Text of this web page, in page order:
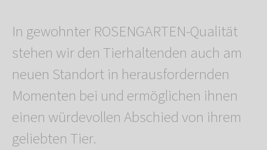
In gewohnter ROSENGARTEN-Qualität
stehen wir den Tierhaltenden auch am
neuen Standort in herausfordernden
Momenten bei und ermöglichen ihnen
einen würdevollen Abschied von ihrem
geliebten Tier.